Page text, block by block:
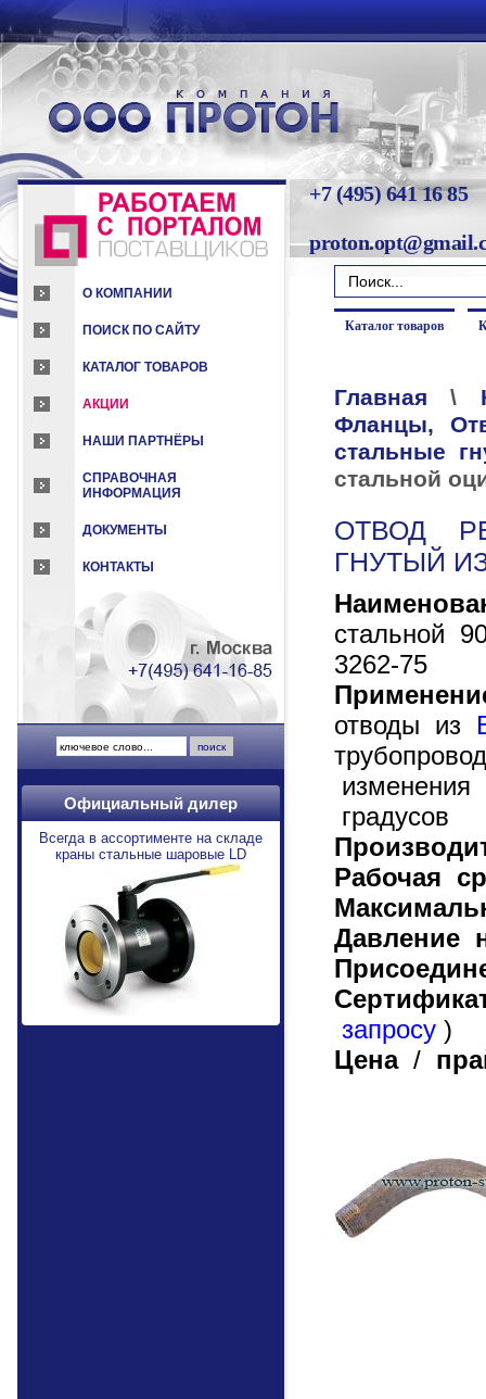
+7 (495) 641 16 85
О КОМПАНИИ
ПОИСК ПО САЙТУ
КАТАЛОГ ТОВАРОВ
АКЦИИ
НАШИ ПАРТНЁРЫ
СПРАВОЧНАЯ
ИНФОРМАЦИЯ
ДОКУМЕНТЫ
КОНТАКТЫ
Официальный дилер
Всегда в ассортименте на складе
краны стальные шаровые LD
Каталог товаров
Главная \
Фланцы,
стальные
стальной
ОТВОД
ГНУТЫЙ
стальной
3262-75
отводы из
градусов
Рабочая
Давление
запросу )
Цена/